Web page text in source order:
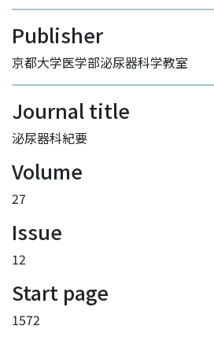
Publisher
京都大学医学部泌尿器科学教室
Journal title
泌尿器科紀要
Volume
27
Issue
12
Start page
1572